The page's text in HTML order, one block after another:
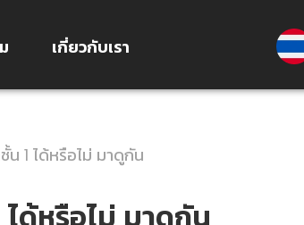
เกี่ยวกับเรา
1 ได้หรือไม่ มาดูกัน
ด้หรือไม่ มาดูกัน